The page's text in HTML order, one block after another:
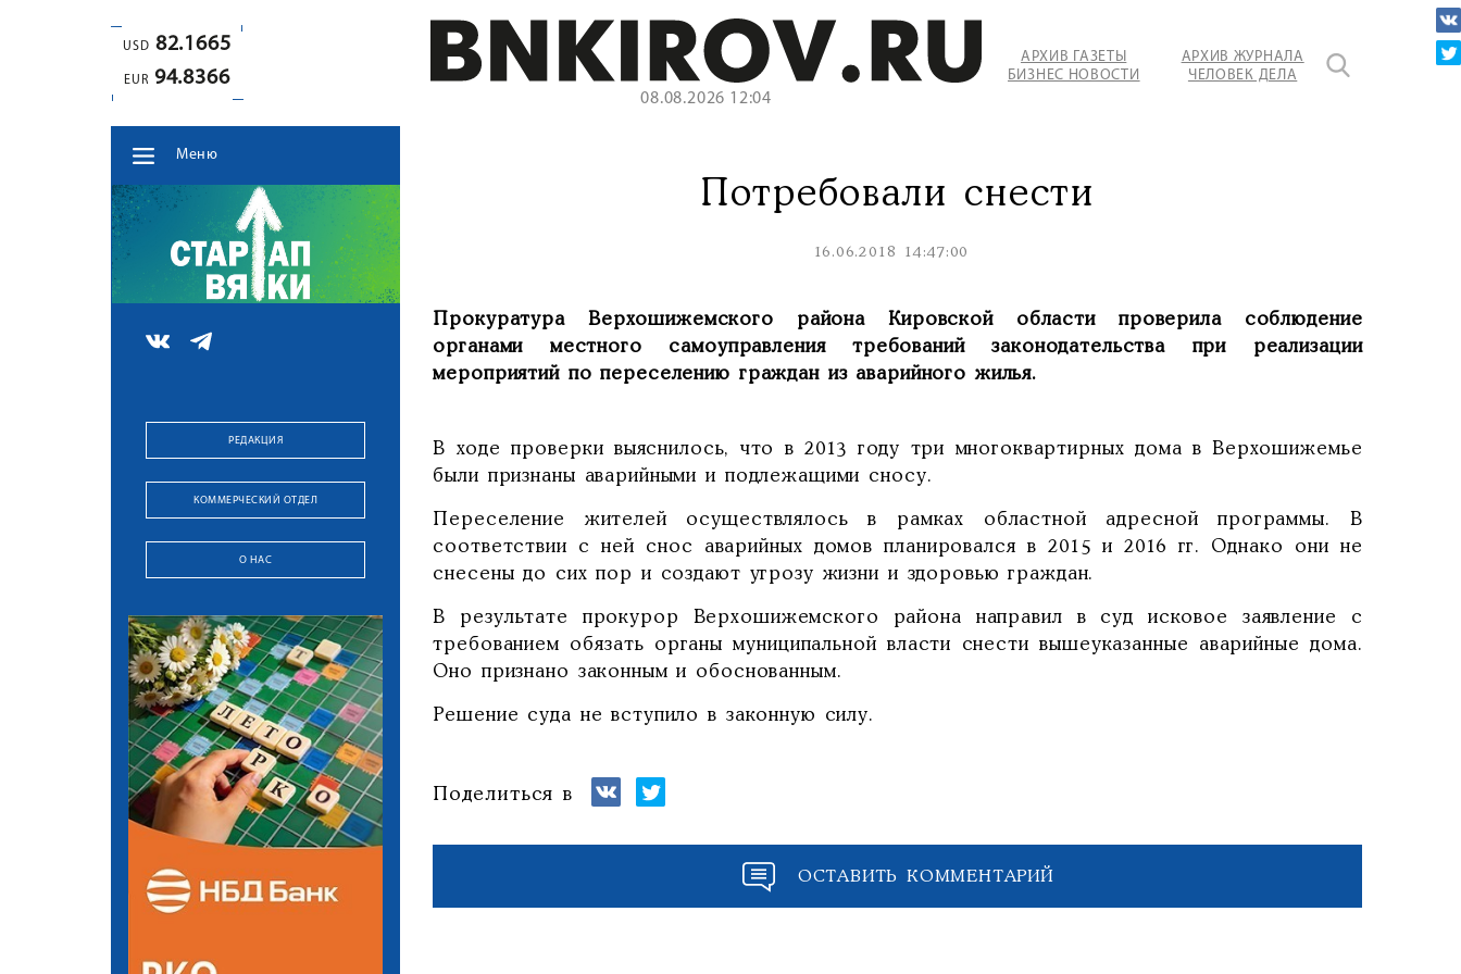
USD 82.1665
EUR 94.8366
08.08.2026 12:04
АРХИВ ГАЗЕТЫ
БИЗНЕС НОВОСТИ
АРХИВ ЖУРНАЛА
ЧЕЛОВЕК ДЕЛА
Меню
РЕДАКЦИЯ
КОММЕРЧЕСКИЙ ОТДЕЛ
О НАС
Потребовали снести
16.06.2018 14:47:00
Прокуратура Верхошижемского района Кировской области проверила соблюдение
органами местного самоуправления требований законодательства при реализации
мероприятий по переселению граждан из аварийного жилья.
В ходе проверки выяснилось, что в 2013 году три многоквартирных дома в Верхошижемье
были признаны аварийными и подлежащими сносу.
Переселение жителей осуществлялось в рамках областной адресной программы. В
соответствии с ней снос аварийных домов планировался в 2015 и 2016 гг. Однако они не
снесены до сих пор и создают угрозу жизни и здоровью граждан.
В результате прокурор Верхошижемского района направил в суд исковое заявление с
требованием обязать органы муниципальной власти снести вышеуказанные аварийные дома.
Оно признано законным и обоснованным.
Решение суда не вступило в законную силу.
Поделиться в
ОСТАВИТЬ КОММЕНТАРИЙ